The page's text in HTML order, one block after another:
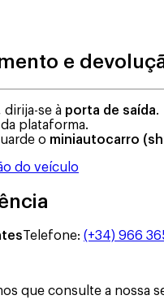
e
dirija-se à porta de saída.
plataforma.
o miniautocarro
do veículo
Telefone: (+34) 966
que consulte a nossa